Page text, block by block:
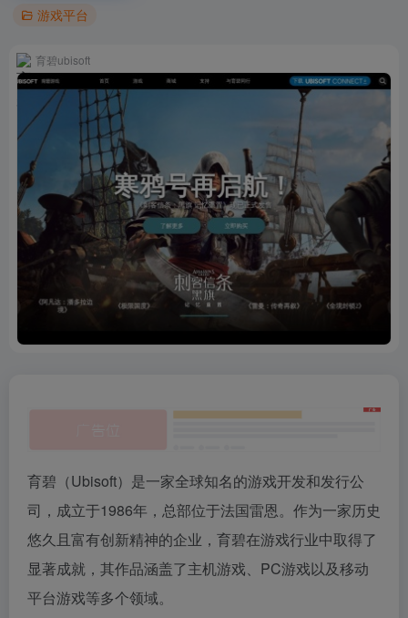
游戏平台
育碧ubisoft
育碧（Ubisoft）是一家全球知名的游戏开发和发行公
司，成立于1986年，总部位于法国雷恩。作为一家历史
悠久且富有创新精神的企业，育碧在游戏行业中取得了
显著成就，其作品涵盖了主机游戏、PC游戏以及移动
平台游戏等多个领域。